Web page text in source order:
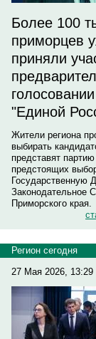
Более 100
приморцев
приняли
голосовании
"Единой
Жители региона
выбирать
представят
предстоящих
Государственную
Законодательное
Приморского края.
Регион сегодня
27 Мая 2026, 13:29